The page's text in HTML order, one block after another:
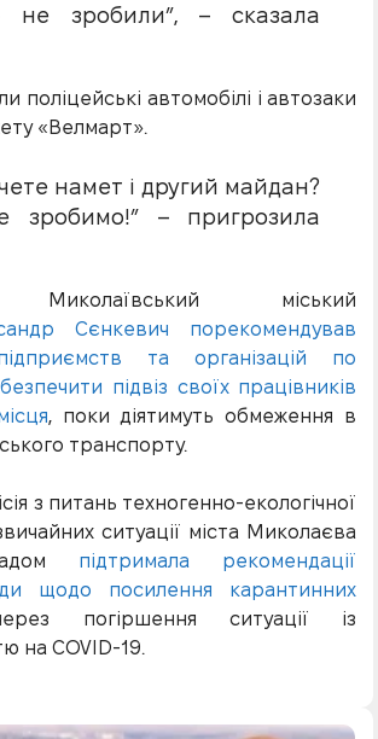
не зробили”, – сказала
поліцейські автомобілі і автозаки
«Велмарт».
намет і другий майдан?
зробимо!” – пригрозила
Миколаївський міський
Сєнкевич порекомендував
та організацій по
підвіз своїх працівників
, поки діятимуть обмеження в
транспорту.
з питань техногенно-екологічної
ситуації міста Миколаєва
підтримала рекомендації
щодо посилення карантинних
погіршення ситуації із
на COVID-19.